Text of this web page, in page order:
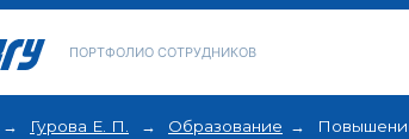
ПОРТФОЛИО СОТРУДНИКОВ
Гурова Е. П. Образование